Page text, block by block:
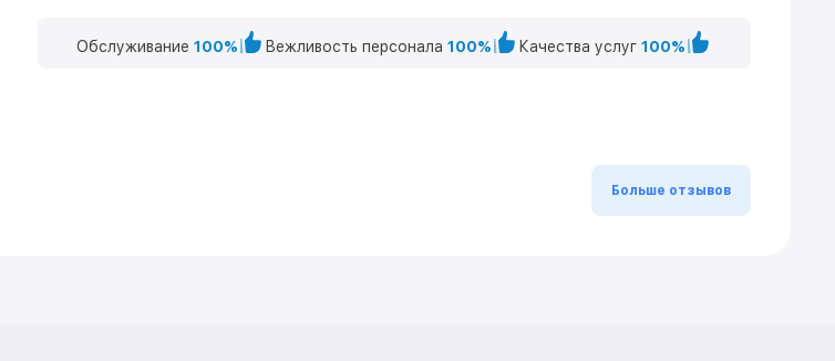
Обслуживание 100% Вежливость персонала 100% Качества услуг 100%
Больше отзывов